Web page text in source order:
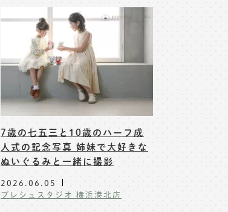
7歳の七五三と10歳のハーフ成
人式の記念写真 姉妹で大好きな
ぬいぐるみと一緒に撮影
2026.06.05
プレシュスタジオ 横浜港北店